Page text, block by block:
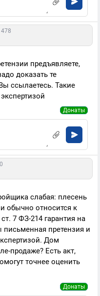
предъявляете,
доказать те
ссылаетесь. Такие
Донаты
слабая: плесень
обычно относится к
7 ФЗ-214 гарантия на
претензия и
Дом
продаже? Есть акт,
точнее оценить
Донаты